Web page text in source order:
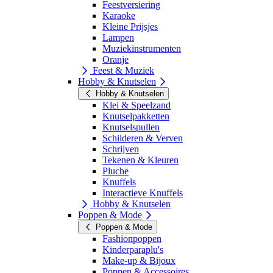
Feestversiering
Karaoke
Kleine Prijsjes
Lampen
Muziekinstrumenten
Oranje
Feest & Muziek
Hobby & Knutselen
Hobby & Knutselen
Klei & Speelzand
Knutselpakketten
Knutselspullen
Schilderen & Verven
Schrijven
Tekenen & Kleuren
Pluche
Knuffels
Interactieve Knuffels
Hobby & Knutselen
Poppen & Mode
Poppen & Mode
Fashionpoppen
Kinderparaplu's
Make-up & Bijoux